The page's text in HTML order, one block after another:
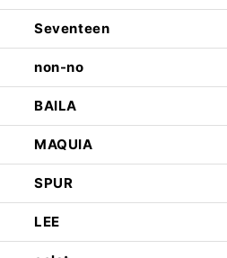
Seventeen
non-no
BAILA
MAQUIA
SPUR
LEE